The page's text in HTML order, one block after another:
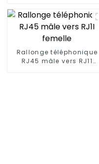
Rallonge téléphonique
RJ45 mâle vers RJ11